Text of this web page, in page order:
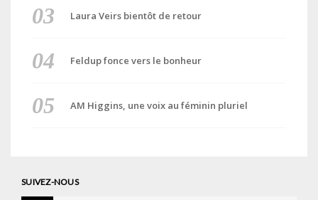
Laura Veirs bientôt de retour
Feldup fonce vers le bonheur
AM Higgins, une voix au féminin pluriel
SUIVEZ-NOUS